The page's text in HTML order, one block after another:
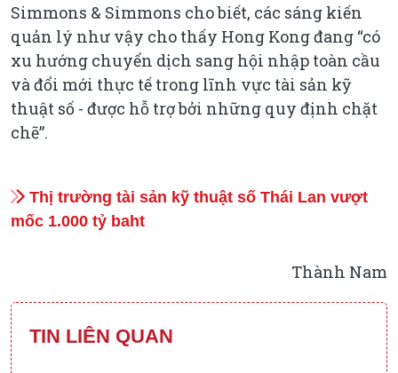
Simmons & Simmons cho biết, các sáng kiến
quản lý như vậy cho thấy Hong Kong đang “có
xu hướng chuyển dịch sang hội nhập toàn cầu
và đổi mới thực tế trong lĩnh vực tài sản kỹ
thuật số - được hỗ trợ bởi những quy định chặt
chẽ”.
Thị trường tài sản kỹ thuật số Thái Lan vượt
mốc 1.000 tỷ baht
Thành Nam
TIN LIÊN QUAN